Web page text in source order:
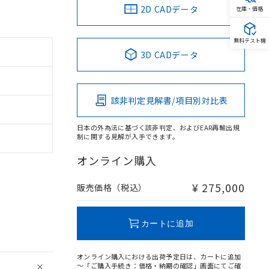
2D CADデータ
3D CADデータ
該非判定見解書/項目別対比表
日本の外為法に基づく該非判定、およびEAR再輸出規
制に関する見解が入手できます。
オンライン購入
販売価格（税込） ¥ 275,000
カートに追加
オンライン購入における出荷予定日は、カートに追加
～「ご購入手続き：価格・納期の確認」画面にてご確
在庫・価格
無料テスト機